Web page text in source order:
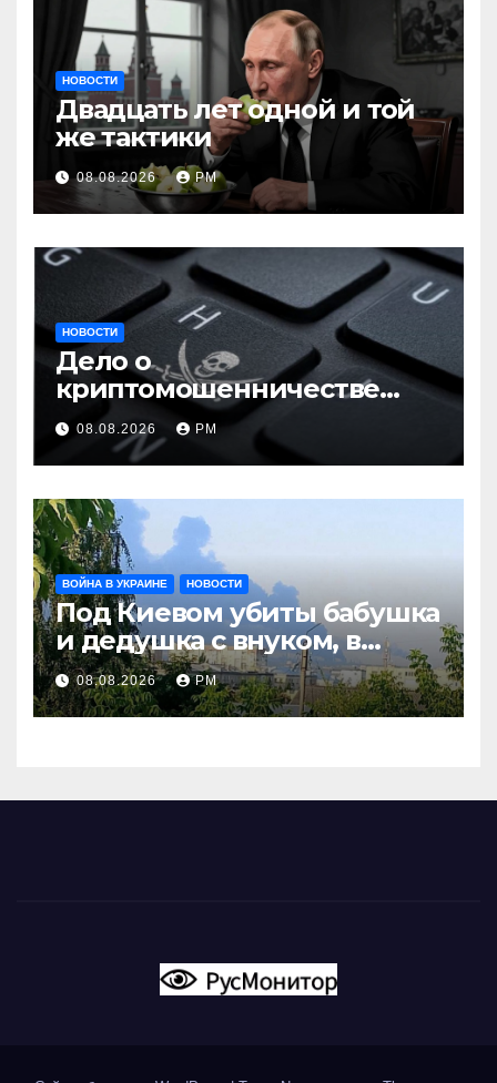
НОВОСТИ
Двадцать лет одной и той
же тактики
08.08.2026 РМ
НОВОСТИ
Дело о
криптомошенничестве
оборачивают в содействие
терроризму
08.08.2026 РМ
ВОЙНА В УКРАИНЕ НОВОСТИ
Под Киевом убиты бабушка
и дедушка с внуком, в
Поволжье и на Кубани
вновь горят НПЗ
08.08.2026 РМ